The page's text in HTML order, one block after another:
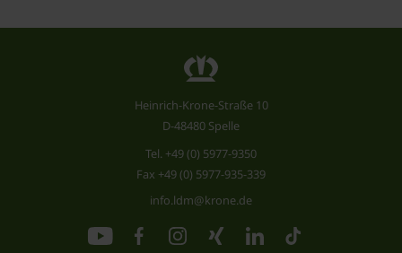
Heinrich-Krone-Straße 10
D-48480 Spelle
Tel. +49 (0) 5977-9350
Fax +49 (0) 5977-935-339
info.ldm@krone.de